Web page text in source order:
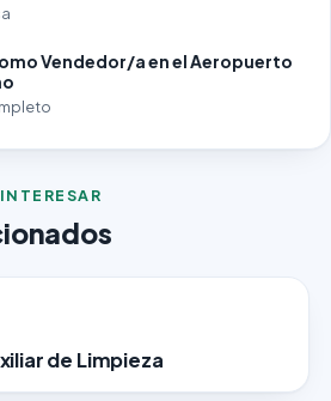
Vendedor/a en el Aeropuerto
de Limpieza